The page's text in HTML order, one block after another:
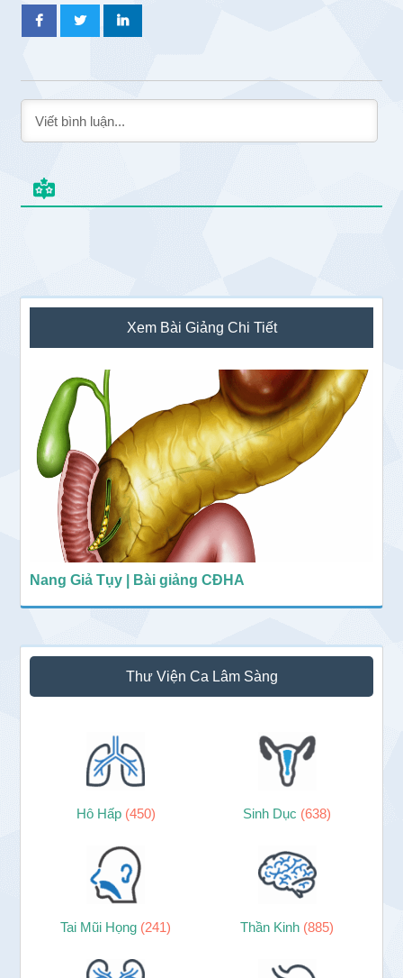
Sidebar
chính
Xem Bài Giảng Chi Tiết
Nang Giả Tụy | Bài giảng CĐHA
Thư Viện Ca Lâm Sàng
Hô Hấp (450) Sinh Dục (638)
Tai Mũi Họng (241) Thần Kinh (885)